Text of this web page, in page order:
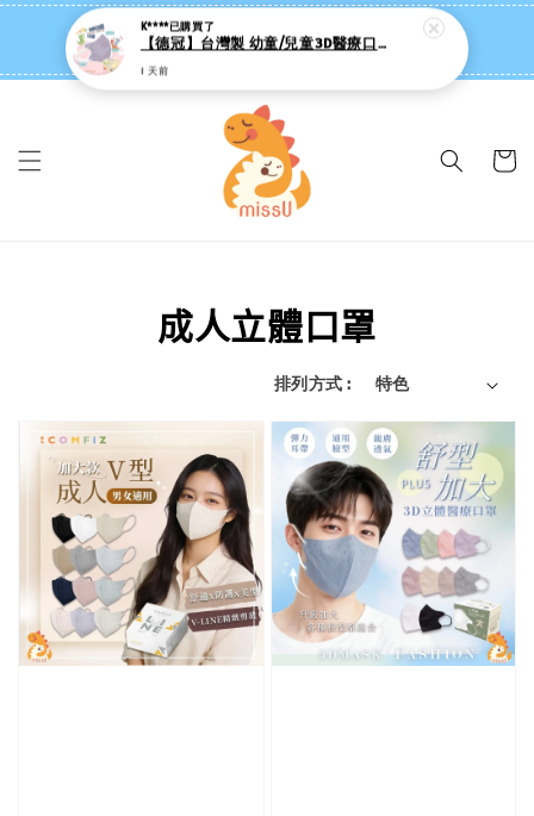
missU 迷思悠官方旗艦店 ❤️ 迷粉招募中
👉點我【追蹤社群送 $20 】
成人立體口罩
排列方式 :